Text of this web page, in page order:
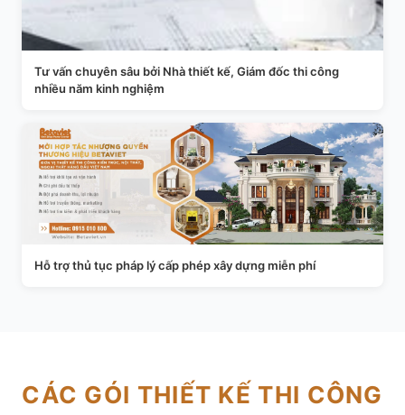
Tư vấn chuyên sâu bởi Nhà thiết kế, Giám đốc thi công
nhiều năm kinh nghiệm
Hỗ trợ thủ tục pháp lý cấp phép xây dựng miễn phí
CÁC GÓI THIẾT KẾ THI CÔNG